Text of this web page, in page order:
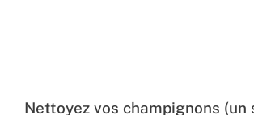
Nettoyez vos champignons (un